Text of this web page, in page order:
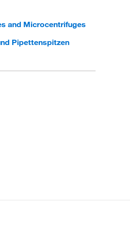
and Microcentrifuges
Pipettenspitzen